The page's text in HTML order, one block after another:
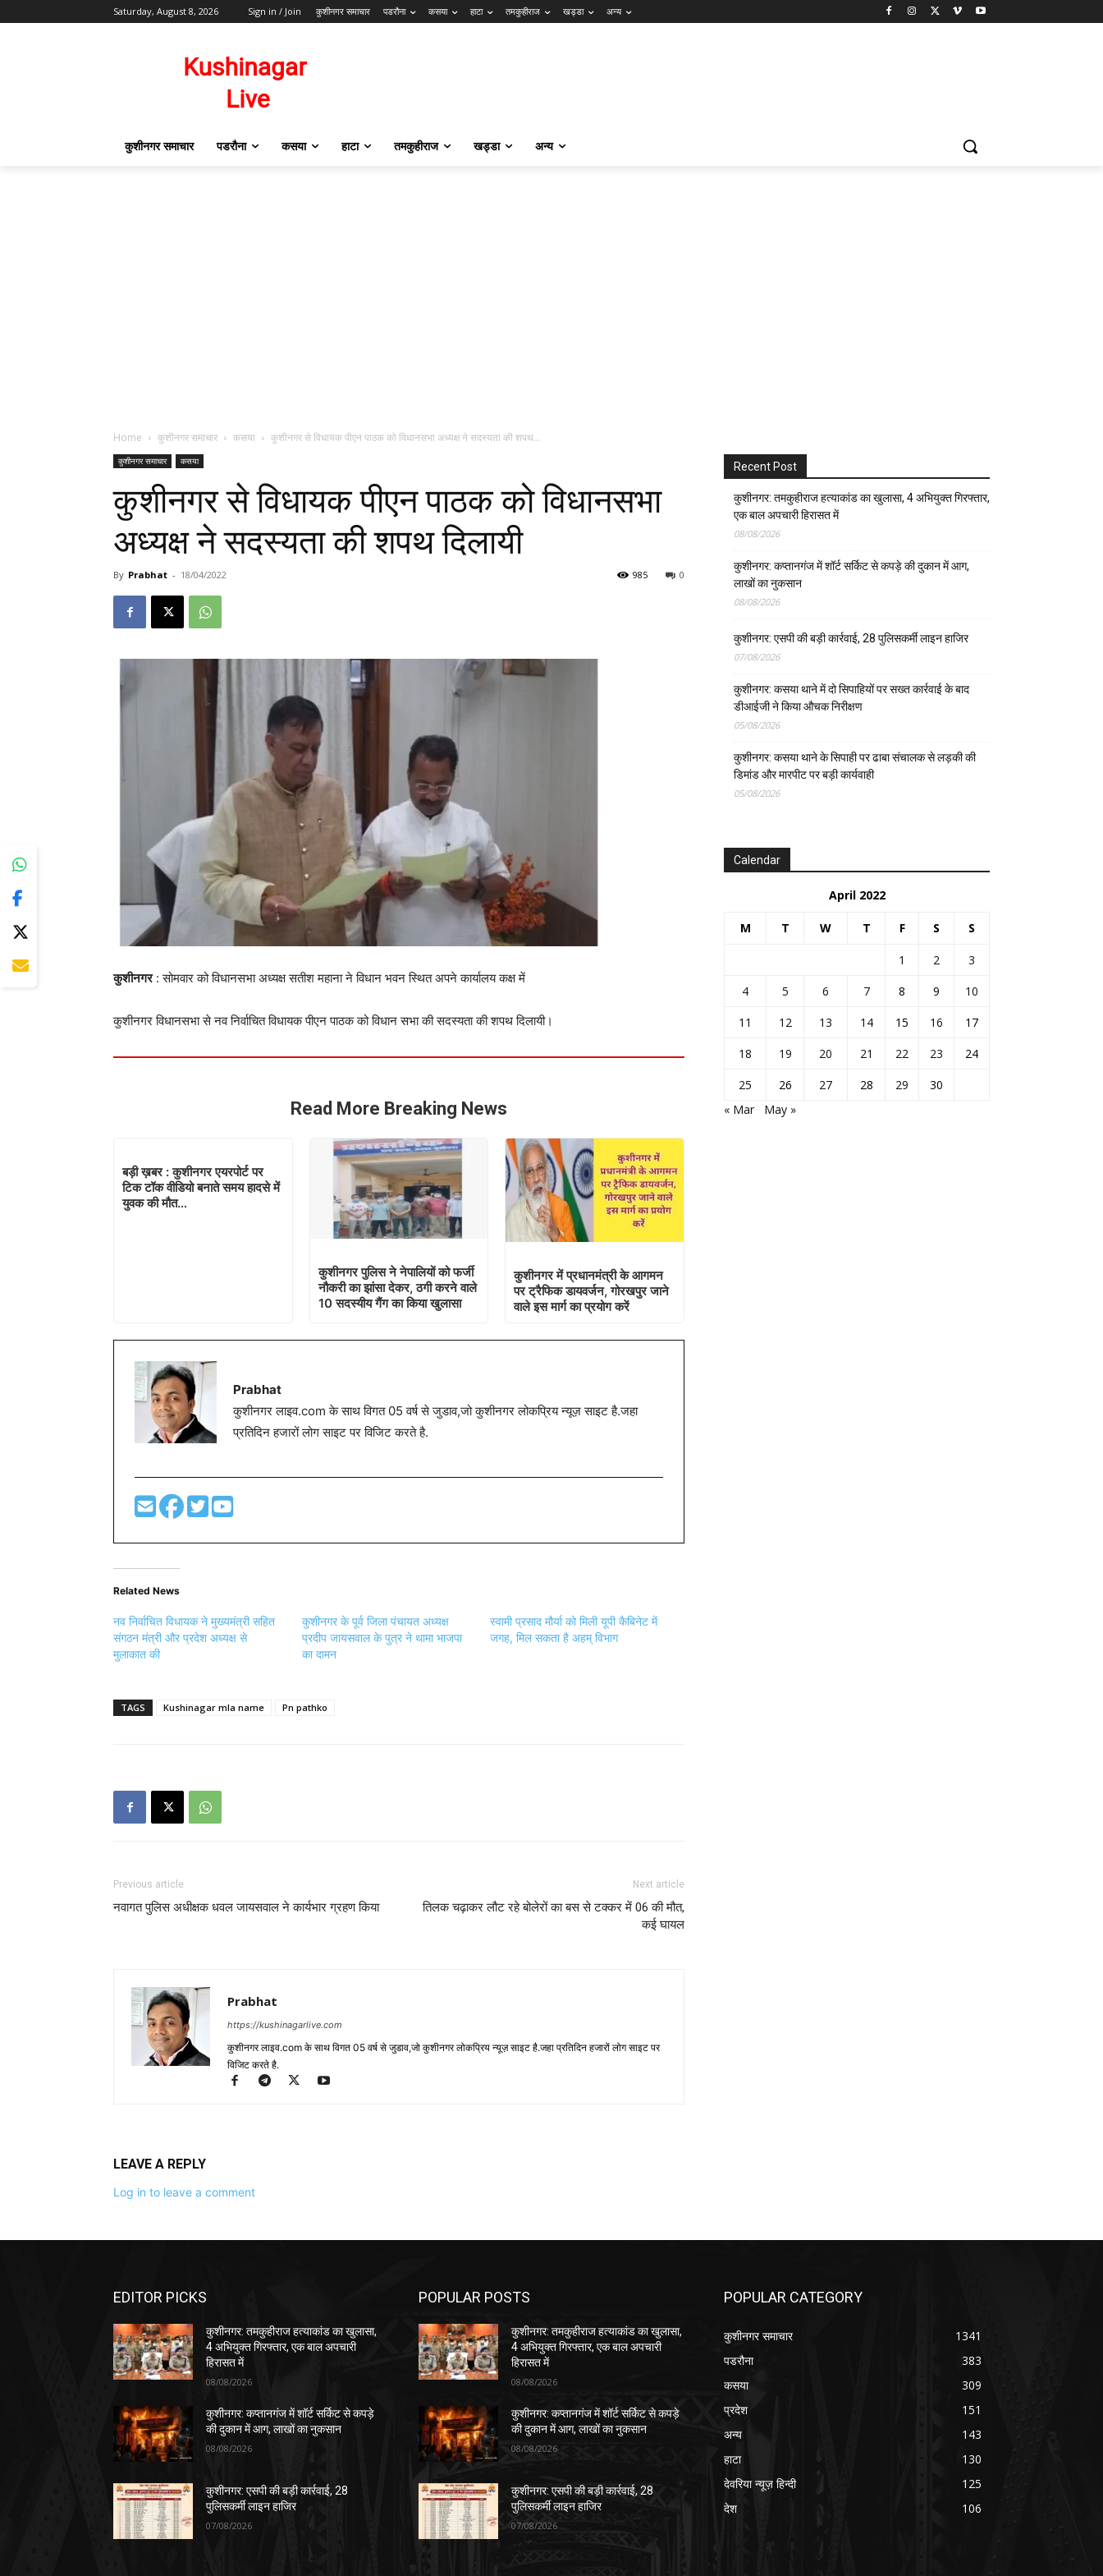
Saturday, August 8, 2026 Sign in / Join कुशीनगर समाचार पडरौना कसया हाटा तमकुहीराज खड्डा अन्य
कुशीनगर समाचार पडरौना कसया हाटा तमकुहीराज खड्डा अन्य
Home कुशीनगर समाचार कसया कुशीनगर से विधायक पीएन पाठक को विधानसभा अध्यक्ष ने सदस्यता की शपथ...
कुशीनगर समाचार कसया
कुशीनगर से विधायक पीएन पाठक को विधानसभा
अध्यक्ष ने सदस्यता की शपथ दिलायी
By Prabhat - 18/04/2022 0
985
कुशीनगर: सोमवार को विधानसभा अध्यक्ष सतीश महाना ने विधान भवन स्थित अपने कार्यालय कक्ष में
कुशीनगर विधानसभा से नव निर्वाचित विधायक पीएन पाठक को विधान सभा की सदस्यता की शपथ दिलायी।
Read More Breaking News
बड़ी ख़बर : कुशीनगर एयरपोर्ट पर
टिक टॉक वीडियो बनाते समय हादसे में
युवक की मौत…
कुशीनगर पुलिस ने नेपालियों को फर्जी
नौकरी का झांसा देकर, ठगी करने वाले
10 सदस्यीय गैंग का किया खुलासा
कुशीनगर में प्रधानमंत्री के आगमन
पर ट्रैफिक डायवर्जन, गोरखपुर जाने
वाले इस मार्ग का प्रयोग करें
Prabhat
कुशीनगर लाइव.com के साथ विगत 05 वर्ष से जुडाव,जो कुशीनगर लोकप्रिय न्यूज़ साइट है.जहा
प्रतिदिन हजारों लोग साइट पर विजिट करते है.
Related News
नव निर्वाचित विधायक ने मुख्यमंत्री सहित
संगठन मंत्री और प्रदेश अध्यक्ष से
मुलाकात की
कुशीनगर के पूर्व जिला पंचायत अध्यक्ष
प्रदीप जायसवाल के पुत्र ने थामा भाजपा
का दामन
स्वामी प्रसाद मौर्या को मिली यूपी कैबिनेट में
जगह, मिल सकता है अहम् विभाग
TAGS Kushinagar mla name Pn pathko
Previous article
नवागत पुलिस अधीक्षक धवल जायसवाल ने कार्यभार ग्रहण किया
Next article
तिलक चढ़ाकर लौट रहे बोलेरों का बस से टक्कर में 06 की मौत,
कई घायल
Prabhat
https://kushinagarlive.com
कुशीनगर लाइव.com के साथ विगत 05 वर्ष से जुडाव,जो कुशीनगर लोकप्रिय न्यूज़ साइट है.जहा प्रतिदिन हजारों लोग साइट पर
विजिट करते है.
LEAVE A REPLY
Log in to leave a comment
Recent Post
कुशीनगर: तमकुहीराज हत्याकांड का खुलासा, 4 अभियुक्त गिरफ्तार,
एक बाल अपचारी हिरासत में
08/08/2026
कुशीनगर: कप्तानगंज में शॉर्ट सर्किट से कपड़े की दुकान में आग,
लाखों का नुकसान
08/08/2026
कुशीनगर: एसपी की बड़ी कार्रवाई, 28 पुलिसकर्मी लाइन हाजिर
07/08/2026
कुशीनगर: कसया थाने में दो सिपाहियों पर सख्त कार्रवाई के बाद
डीआईजी ने किया औचक निरीक्षण
05/08/2026
कुशीनगर: कसया थाने के सिपाही पर ढाबा संचालक से लड़की की
डिमांड और मारपीट पर बड़ी कार्यवाही
05/08/2026
Calendar
April 2022
M T W T F S S
1 2
3
4
5 6 7 8 9
10
11
12 13 14 15 16
17
18
19 20 21 22 23
24
25
26 27 28 29
30
« Mar
May »
EDITOR PICKS
कुशीनगर: तमकुहीराज हत्याकांड का खुलासा,
4 अभियुक्त गिरफ्तार, एक बाल अपचारी
हिरासत में
08/08/2026
कुशीनगर: कप्तानगंज में शॉर्ट सर्किट से कपड़े
की दुकान में आग, लाखों का नुकसान
08/08/2026
कुशीनगर: एसपी की बड़ी कार्रवाई, 28
पुलिसकर्मी लाइन हाजिर
07/08/2026
POPULAR POSTS
कुशीनगर: तमकुहीराज हत्याकांड का खुलासा,
4 अभियुक्त गिरफ्तार, एक बाल अपचारी
हिरासत में
08/08/2026
कुशीनगर: कप्तानगंज में शॉर्ट सर्किट से कपड़े
की दुकान में आग, लाखों का नुकसान
08/08/2026
कुशीनगर: एसपी की बड़ी कार्रवाई, 28
पुलिसकर्मी लाइन हाजिर
07/08/2026
POPULAR CATEGORY
कुशीनगर समाचार
1341
पडरौना
383
कसया
309
प्रदेश
151
अन्य
143
हाटा
130
देवरिया न्यूज़ हिन्दी
125
देश
106